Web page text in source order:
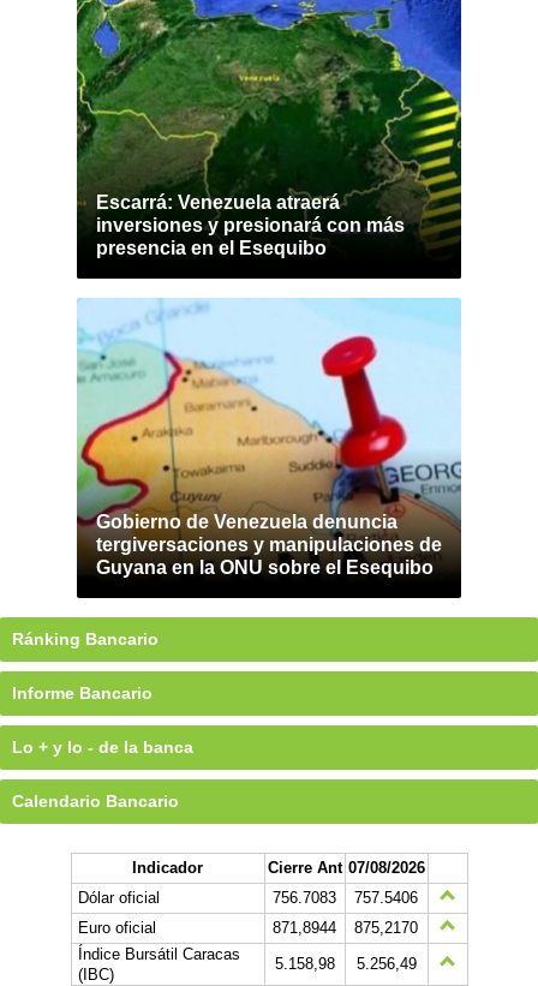
Escarrá: Venezuela atraerá
inversiones y presionará con más
presencia en el Esequibo
Gobierno de Venezuela denuncia
tergiversaciones y manipulaciones de
Guyana en la ONU sobre el Esequibo
Ránking Bancario
Informe Bancario
Lo + y lo - de la banca
Calendario Bancario
Indicador Cierre Ant 07/08/2026
Dólar oficial
756.7083
757.5406
Euro oficial
871,8944
875,2170
Índice Bursátil Caracas
(IBC)
5.158,98
5.256,49